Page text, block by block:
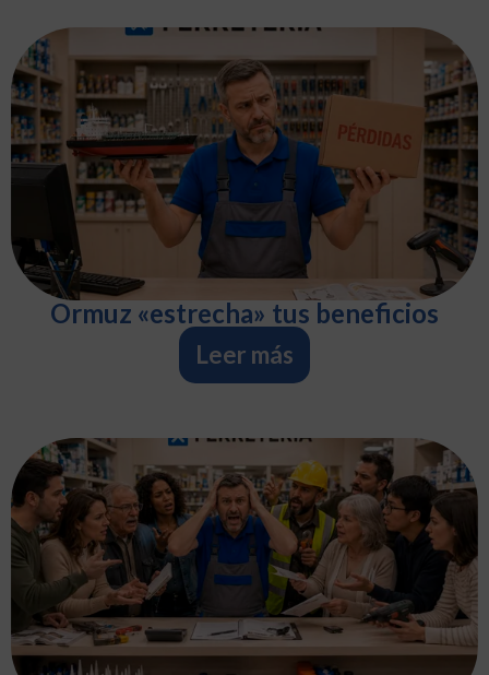
Ormuz «estrecha» tus beneficios
Leer más